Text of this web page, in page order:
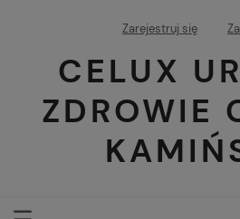
Zarejestruj się
CELUX
ZDROWIE